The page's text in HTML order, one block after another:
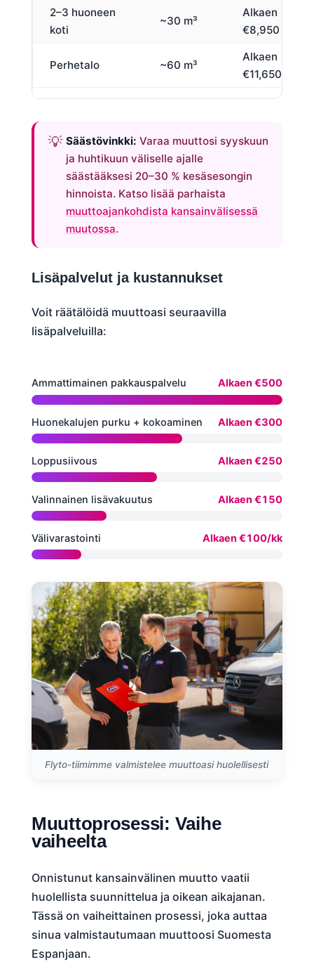
2–3 huoneen
koti
~30 m³
Alkaen
€8,950
Perhetalo ~60 m³
Alkaen
€11,650
Säästövinkki: Varaa muuttosi syyskuun
ja huhtikuun väliselle ajalle
säästääksesi 20–30 % kesäsesongin
hinnoista. Katso lisää parhaista
muuttoajankohdista kansainvälisessä
muutossa.
Lisäpalvelut ja kustannukset
Voit räätälöidä muuttoasi seuraavilla
lisäpalveluilla:
Ammattimainen pakkauspalvelu Alkaen €500
Huonekalujen purku + kokoaminen Alkaen €300
Loppusiivous Alkaen €250
Valinnainen lisävakuutus Alkaen €150
Välivarastointi Alkaen €100/kk
Flyto-tiimimme valmistelee muuttoasi huolellisesti
Muuttoprosessi: Vaihe
vaiheelta
Onnistunut kansainvälinen muutto vaatii
huolellista suunnittelua ja oikean aikajanan.
Tässä on vaiheittainen prosessi, joka auttaa
sinua valmistautumaan muuttoosi Suomesta
Espanjaan.